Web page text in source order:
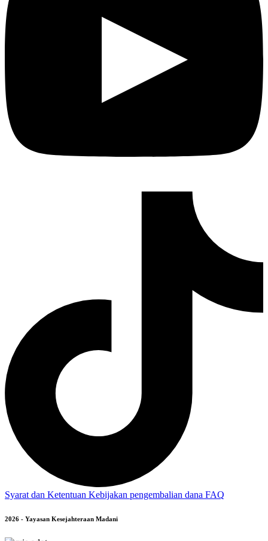
Syarat dan Ketentuan Kebijakan pengembalian dana FAQ
2026 - Yayasan Kesejahteraan Madani